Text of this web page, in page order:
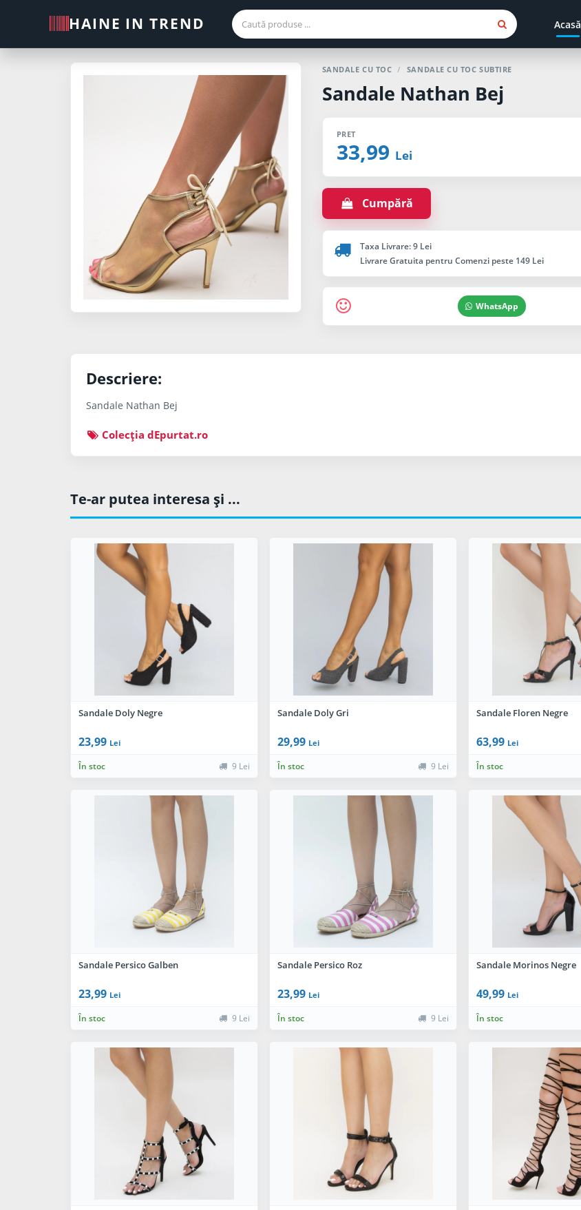
HAINE IN TREND Acasă
SANDALE CU TOC / SANDALE CU TOC SUBTIRE
Sandale Nathan Bej
PRET
33,99 Lei
Cumpără
Taxa Livrare: 9 Lei
Livrare Gratuita pentru Comenzi peste 149 Lei
WhatsApp
Descriere:
Sandale Nathan Bej
Colecţia dEpurtat.ro
Te-ar putea interesa şi ...
Sandale Doly Negre
23,99 Lei
În stoc 9 Lei
Sandale Doly Gri
29,99 Lei
În stoc 9 Lei
Sandale Floren Negre
63,99 Lei
În stoc
Sandale Persico Galben
23,99 Lei
În stoc 9 Lei
Sandale Persico Roz
23,99 Lei
În stoc 9 Lei
Sandale Morinos Negre
49,99 Lei
În stoc